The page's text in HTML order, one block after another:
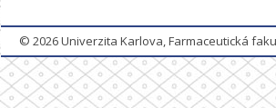
© 2026Univerzita Karlova, Farmaceutická